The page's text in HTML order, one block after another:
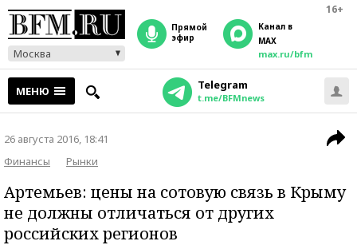
16+
Москва
прямой
эфир
Канал в
MAX
max.ru/bfm
МЕНЮ Telegram
t.me/BFMnews
26 августа 2016, 18:41
Финансы
Рынки
Артемьев: цены на сотовую связь в Крыму
не должны отличаться от других
российских регионов